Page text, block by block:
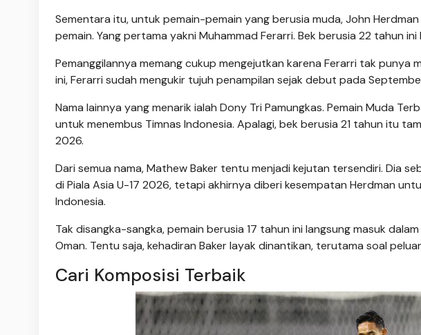
Sementara itu, untuk pemain-pemain yang berusia muda, John
pemain. Yang pertama yakni Muhammad Ferarri. Bek berusia 22 tahun
Pemanggilannya memang cukup mengejutkan karena Ferarri tak punya
ini, Ferarri sudah mengukir tujuh penampilan sejak debut pada
Nama lainnya yang menarik ialah Dony Tri Pamungkas. Pemain Muda
untuk menembus Timnas Indonesia. Apalagi, bek berusia 21 tahun itu
2026.
Dari semua nama, Mathew Baker tentu menjadi kejutan tersendiri. Dia
di Piala Asia U-17 2026, tetapi akhirnya diberi kesempatan Herdman
Indonesia.
Tak disangka-sangka, pemain berusia 17 tahun ini langsung masuk
Oman. Tentu saja, kehadiran Baker layak dinantikan, terutama soal
Cari Komposisi Terbaik